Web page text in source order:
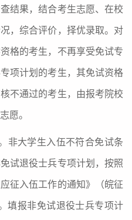
结果，结合考生志愿、在校
，综合评价，择优录取。对
格的考生，不再享受免试专
项计划的考生，其免试资格
不通过的考生，由报考院校
愿。
非大学生入伍不符合免试条
试退役士兵专项计划，按照
征入伍工作的通知》（皖征
填报非免试退役士兵专项计